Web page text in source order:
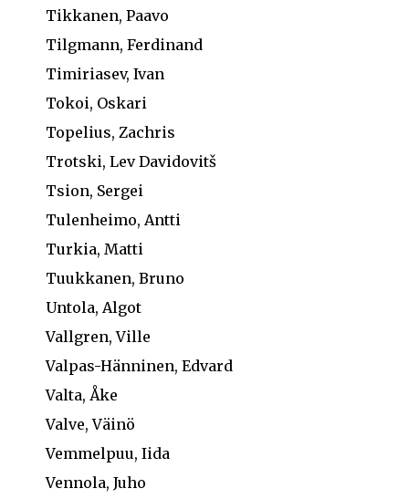
Tikkanen, Paavo
Tilgmann, Ferdinand
Timiriasev, Ivan
Tokoi, Oskari
Topelius, Zachris
Trotski, Lev Davidovitš
Tsion, Sergei
Tulenheimo, Antti
Turkia, Matti
Tuukkanen, Bruno
Untola, Algot
Vallgren, Ville
Valpas-Hänninen, Edvard
Valta, Åke
Valve, Väinö
Vemmelpuu, Iida
Vennola, Juho